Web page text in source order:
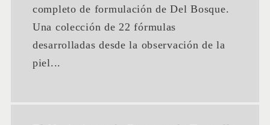
completo de formulación de Del Bosque.
Una colección de 22 fórmulas
desarrolladas desde la observación de la
piel...